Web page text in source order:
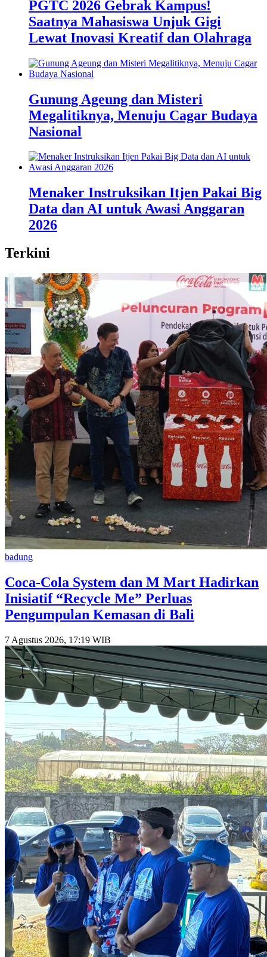
PGTC 2026 Gebrak Kampus!
Saatnya Mahasiswa Unjuk Gigi
Lewat Inovasi Kreatif dan Olahraga
Gunung Ageung dan Misteri
Megalitiknya, Menuju Cagar Budaya
Nasional
Menaker Instruksikan Itjen Pakai Big
Data dan AI untuk Awasi Anggaran
2026
Terkini
badung
Coca-Cola System dan M Mart Hadirkan
Inisiatif “Recycle Me” Perluas
Pengumpulan Kemasan di Bali
7 Agustus 2026, 17:19 WIB